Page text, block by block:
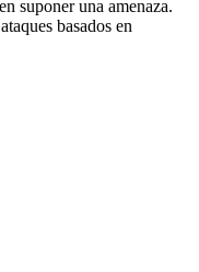
suponer una amenaza.
basados en